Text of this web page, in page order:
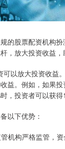
的股票配资机构
，放大投资收益，
可以放大投资收益
益。例如，如果
，投资者可以获得
以下优势：
机构严格监管，资